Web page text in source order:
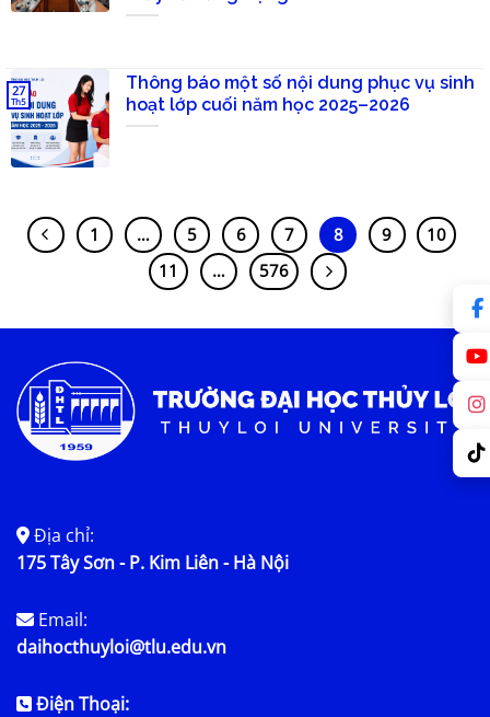
Thông báo một số nội dung phục vụ sinh
hoạt lớp cuối năm học 2025–2026
27
Th5
1 … 5 6 7 8 9
10
11
… 576
Địa chỉ:
175 Tây Sơn - P. Kim Liên - Hà Nội
Email:
daihocthuyloi@tlu.edu.vn
Điện Thoại: